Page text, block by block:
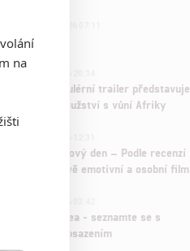
a kostí: Regulérní trailer představuje
dobrodružství s vůní Afriky
Zbrusu nový den – Podle recenzí
překvapivě emotivní a osobní film
Odyssea - seznamte se s
nabitým obsazením
na